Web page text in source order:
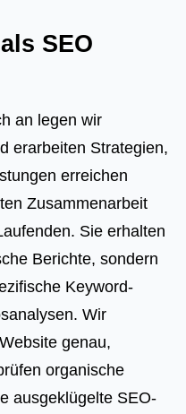
SEO
an legen wir
erarbeiten Strategien,
erreichen
Zusammenarbeit
Sie erhalten
Berichte, sondern
Keyword-
Wir
genau,
organische
ausgeklügelte SEO-